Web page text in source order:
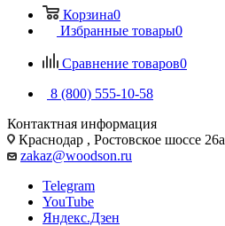
Корзина0
Избранные товары0
Сравнение товаров0
8 (800) 555-10-58
Контактная информация
Краснодар , Ростовское шоссе 26а
zakaz@woodson.ru
Telegram
YouTube
Яндекс.Дзен